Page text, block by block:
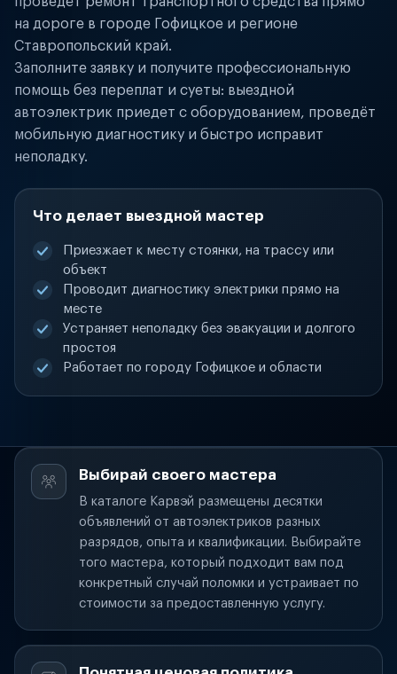
на дороге в городе Гофицкое и регионе
Ставропольский край.
Заполните заявку и получите профессиональную
помощь без переплат и суеты: выездной
автоэлектрик приедет с оборудованием, проведёт
мобильную диагностику и быстро исправит
неполадку.
Что делает выездной мастер
Приезжает к месту стоянки, на трассу или
объект
Проводит диагностику электрики прямо на
месте
Устраняет неполадку без эвакуации и долгого
простоя
Работает по городу Гофицкое и области
Выбирай своего мастера
В каталоге Карвэй размещены десятки
объявлений от автоэлектриков разных
разрядов, опыта и квалификации. Выбирайте
того мастера, который подходит вам под
конкретный случай поломки и устраивает по
стоимости за предоставленную услугу.